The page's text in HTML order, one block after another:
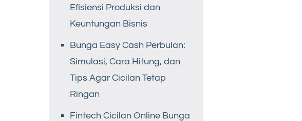
Efisiensi Produksi dan
Keuntungan Bisnis
Bunga Easy Cash Perbulan:
Simulasi, Cara Hitung, dan
Tips Agar Cicilan Tetap
Ringan
Fintech Cicilan Online Bunga